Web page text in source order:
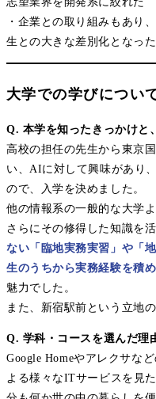
・企業との取り組みもあり
生との大きな差別化となった
大学での学びについ
Q. 本学を知ったきっかけと
高校の担任の先生から東京
い、AIに対して興味があり、
ので、入学を決めました。
他の情報系の一般的な大学
さらにその修得した知識を
ない「臨地実務実習」や「
生のうちから実務経験を積
魅力でした。
また、新宿駅前という立地
Q. 学科・コースを選んだ理
Google Homeやアレクサな
よる様々なITサービスを見